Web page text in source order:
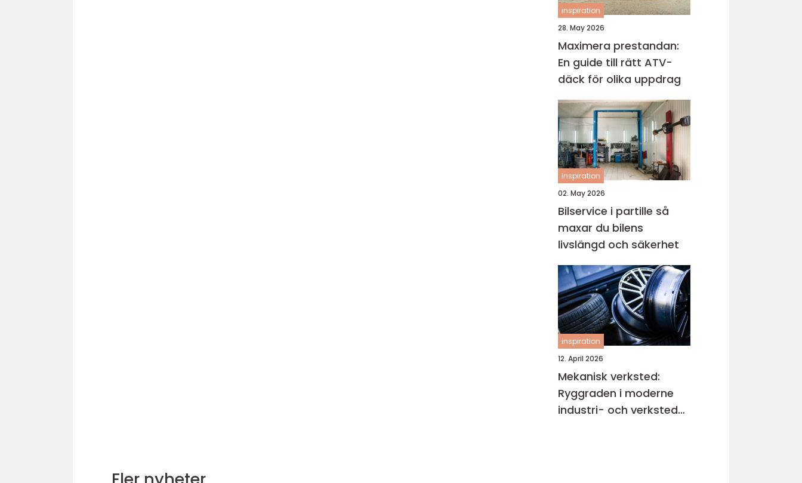
inspiration
28. May 2026
Maximera prestandan:
En guide till rätt ATV-
däck för olika uppdrag
inspiration
02. May 2026
Bilservice i partille så
maxar du bilens
livslängd och säkerhet
inspiration
12. April 2026
Mekanisk verksted:
Ryggraden i moderne
industri- och verksted-